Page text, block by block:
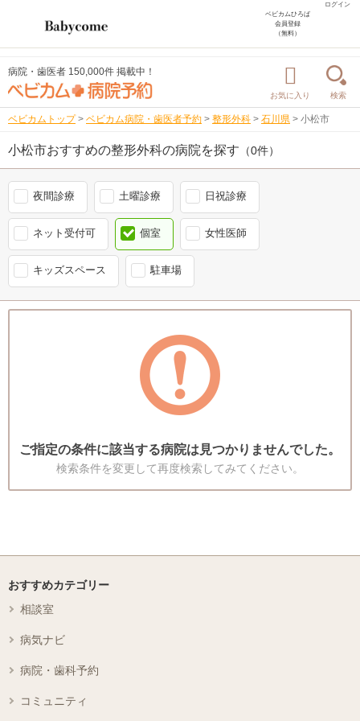
ログイン
ベビカムひろば
会員登録
（無料）
病院・歯医者 150,000件 掲載中！
お気に入り 検索
ベビカムトップ > ベビカム病院・歯医者予約 > 整形外科 > 石川県 > 小松市
小松市おすすめの整形外科の病院を探す （0件）
夜間診療 土曜診療 日祝診療
ネット受付可 個室 女性医師
キッズスペース 駐車場
ご指定の条件に該当する病院は見つかりませんでした。
検索条件を変更して再度検索してみてください。
おすすめカテゴリー
相談室
病気ナビ
病院・歯科予約
コミュニティ